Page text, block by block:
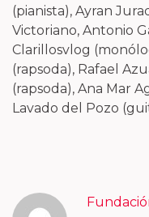
(pianista), Ayran
Victoriano, Antonio
Clarillosvlog
(rapsoda), Rafael
(rapsoda), Ana Mar
Lavado del Pozo